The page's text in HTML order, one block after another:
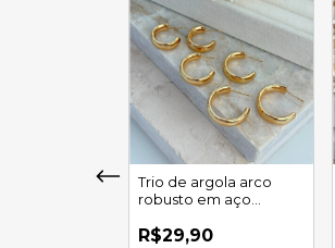
Trio de argola arco
robusto em aço
R$29,90